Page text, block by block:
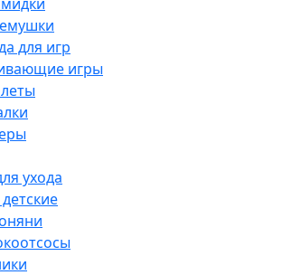
для игр
игры
ухода